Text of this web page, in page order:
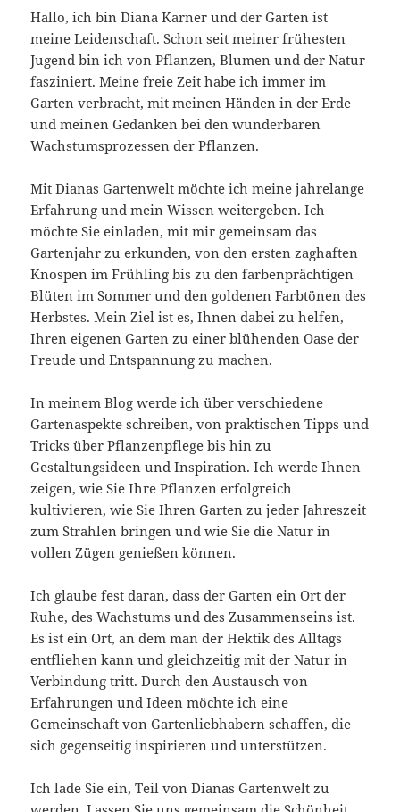
Hallo, ich bin Diana Karner und der Garten ist
meine Leidenschaft. Schon seit meiner frühesten
Jugend bin ich von Pflanzen, Blumen und der Natur
fasziniert. Meine freie Zeit habe ich immer im
Garten verbracht, mit meinen Händen in der Erde
und meinen Gedanken bei den wunderbaren
Wachstumsprozessen der Pflanzen.
Mit Dianas Gartenwelt möchte ich meine jahrelange
Erfahrung und mein Wissen weitergeben. Ich
möchte Sie einladen, mit mir gemeinsam das
Gartenjahr zu erkunden, von den ersten zaghaften
Knospen im Frühling bis zu den farbenprächtigen
Blüten im Sommer und den goldenen Farbtönen des
Herbstes. Mein Ziel ist es, Ihnen dabei zu helfen,
Ihren eigenen Garten zu einer blühenden Oase der
Freude und Entspannung zu machen.
In meinem Blog werde ich über verschiedene
Gartenaspekte schreiben, von praktischen Tipps und
Tricks über Pflanzenpflege bis hin zu
Gestaltungsideen und Inspiration. Ich werde Ihnen
zeigen, wie Sie Ihre Pflanzen erfolgreich
kultivieren, wie Sie Ihren Garten zu jeder Jahreszeit
zum Strahlen bringen und wie Sie die Natur in
vollen Zügen genießen können.
Ich glaube fest daran, dass der Garten ein Ort der
Ruhe, des Wachstums und des Zusammenseins ist.
Es ist ein Ort, an dem man der Hektik des Alltags
entfliehen kann und gleichzeitig mit der Natur in
Verbindung tritt. Durch den Austausch von
Erfahrungen und Ideen möchte ich eine
Gemeinschaft von Gartenliebhabern schaffen, die
sich gegenseitig inspirieren und unterstützen.
Ich lade Sie ein, Teil von Dianas Gartenwelt zu